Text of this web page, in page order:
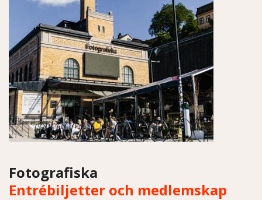
Fotografiska
Entrébiljetter och medlemskap